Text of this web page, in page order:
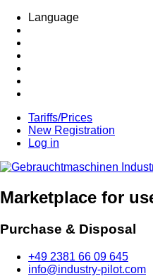
Language
Tariffs/Prices
New Registration
Log in
Marketplace for
Purchase & Disposal
+49 2381 66 09 645
info@industry-pilot.com